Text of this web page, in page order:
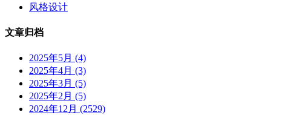
风格设计
文章归档
2025年5月 (4)
2025年4月 (3)
2025年3月 (5)
2025年2月 (5)
2024年12月 (2529)